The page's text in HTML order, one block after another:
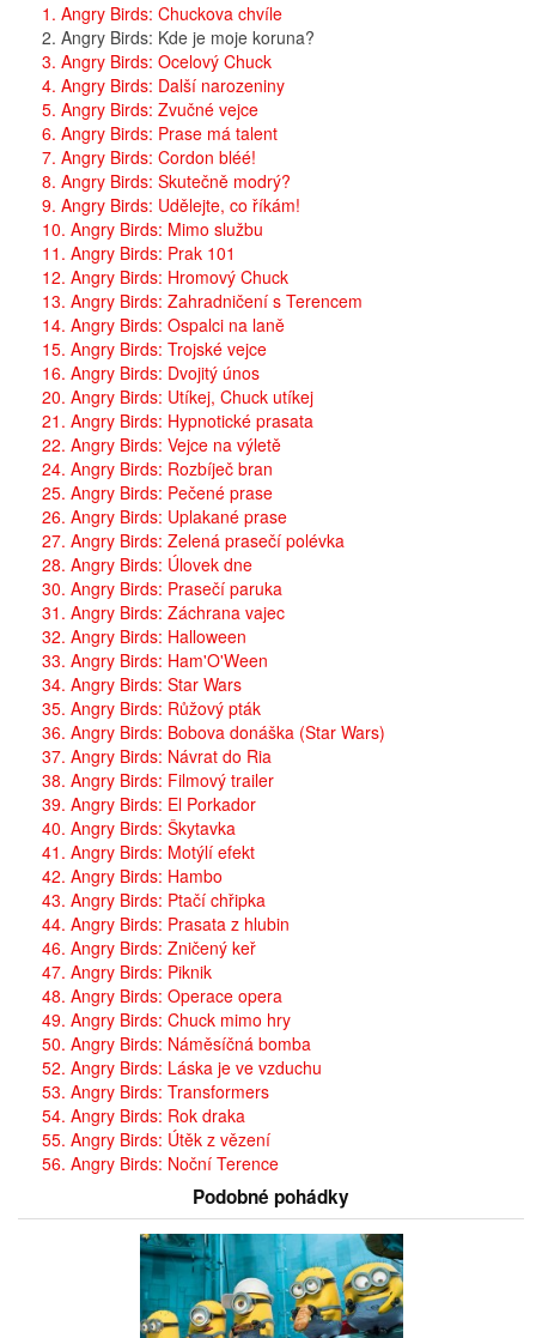
1. Angry Birds: Chuckova chvíle
2. Angry Birds: Kde je moje koruna?
3. Angry Birds: Ocelový Chuck
4. Angry Birds: Další narozeniny
5. Angry Birds: Zvučné vejce
6. Angry Birds: Prase má talent
7. Angry Birds: Cordon bléé!
8. Angry Birds: Skutečně modrý?
9. Angry Birds: Udělejte, co říkám!
10. Angry Birds: Mimo službu
11. Angry Birds: Prak 101
12. Angry Birds: Hromový Chuck
13. Angry Birds: Zahradničení s Terencem
14. Angry Birds: Ospalci na laně
15. Angry Birds: Trojské vejce
16. Angry Birds: Dvojitý únos
20. Angry Birds: Utíkej, Chuck utíkej
21. Angry Birds: Hypnotické prasata
22. Angry Birds: Vejce na výletě
24. Angry Birds: Rozbíječ bran
25. Angry Birds: Pečené prase
26. Angry Birds: Uplakané prase
27. Angry Birds: Zelená prasečí polévka
28. Angry Birds: Úlovek dne
30. Angry Birds: Prasečí paruka
31. Angry Birds: Záchrana vajec
32. Angry Birds: Halloween
33. Angry Birds: Ham'O'Ween
34. Angry Birds: Star Wars
35. Angry Birds: Růžový pták
36. Angry Birds: Bobova donáška (Star Wars)
37. Angry Birds: Návrat do Ria
38. Angry Birds: Filmový trailer
39. Angry Birds: El Porkador
40. Angry Birds: Škytavka
41. Angry Birds: Motýlí efekt
42. Angry Birds: Hambo
43. Angry Birds: Ptačí chřipka
44. Angry Birds: Prasata z hlubin
46. Angry Birds: Zničený keř
47. Angry Birds: Piknik
48. Angry Birds: Operace opera
49. Angry Birds: Chuck mimo hry
50. Angry Birds: Náměsíčná bomba
52. Angry Birds: Láska je ve vzduchu
53. Angry Birds: Transformers
54. Angry Birds: Rok draka
55. Angry Birds: Útěk z vězení
56. Angry Birds: Noční Terence
Podobné pohádky